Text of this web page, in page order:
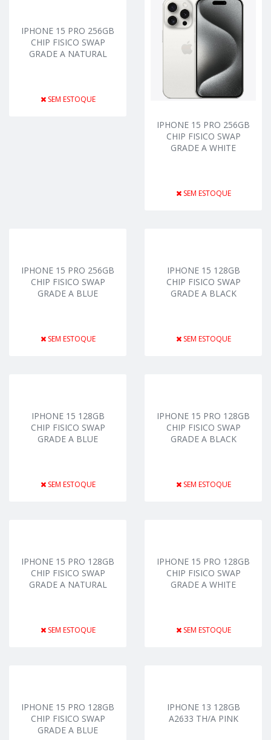
IPHONE 15 PRO 256GB
CHIP FISICO SWAP
GRADE A NATURAL
SEM ESTOQUE
IPHONE 15 PRO 256GB
CHIP FISICO SWAP
GRADE A WHITE
SEM ESTOQUE
IPHONE 15 PRO 256GB
CHIP FISICO SWAP
GRADE A BLUE
SEM ESTOQUE
IPHONE 15 128GB
CHIP FISICO SWAP
GRADE A BLACK
SEM ESTOQUE
IPHONE 15 128GB
CHIP FISICO SWAP
GRADE A BLUE
SEM ESTOQUE
IPHONE 15 PRO 128GB
CHIP FISICO SWAP
GRADE A BLACK
SEM ESTOQUE
IPHONE 15 PRO 128GB
CHIP FISICO SWAP
GRADE A NATURAL
SEM ESTOQUE
IPHONE 15 PRO 128GB
CHIP FISICO SWAP
GRADE A WHITE
SEM ESTOQUE
IPHONE 15 PRO 128GB
CHIP FISICO SWAP
GRADE A BLUE
IPHONE 13 128GB
A2633 TH/A PINK